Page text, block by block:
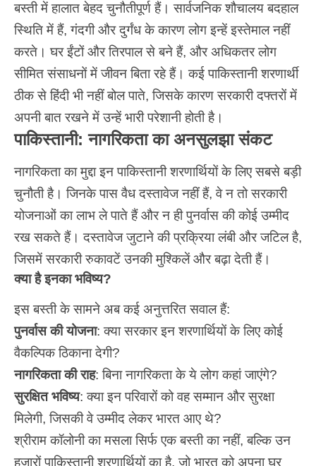
बस्ती में हालात बेहद चुनौतीपूर्ण हैं। सार्वजनिक शौचालय बदहाल
स्थिति में हैं, गंदगी और दुर्गंध के कारण लोग इन्हें इस्तेमाल नहीं
करते। घर ईंटों और तिरपाल से बने हैं, और अधिकतर लोग
सीमित संसाधनों में जीवन बिता रहे हैं। कई पाकिस्तानी शरणार्थी
ठीक से हिंदी भी नहीं बोल पाते, जिसके कारण सरकारी दफ्तरों में
अपनी बात रखने में उन्हें भारी परेशानी होती है।
पाकिस्तानी: नागरिकता का अनसुलझा संकट
नागरिकता का मुद्दा इन पाकिस्तानी शरणार्थियों के लिए सबसे बड़ी
चुनौती है। जिनके पास वैध दस्तावेज नहीं हैं, वे न तो सरकारी
योजनाओं का लाभ ले पाते हैं और न ही पुनर्वास की कोई उम्मीद
रख सकते हैं। दस्तावेज जुटाने की प्रक्रिया लंबी और जटिल है,
जिसमें सरकारी रुकावटें उनकी मुश्किलें और बढ़ा देती हैं।
क्या है इनका भविष्य?
इस बस्ती के सामने अब कई अनुत्तरित सवाल हैं:
पुनर्वास की योजना: क्या सरकार इन शरणार्थियों के लिए कोई
वैकल्पिक ठिकाना देगी?
नागरिकता की राह: बिना नागरिकता के ये लोग कहां जाएंगे?
सुरक्षित भविष्य: क्या इन परिवारों को वह सम्मान और सुरक्षा
मिलेगी, जिसकी वे उम्मीद लेकर भारत आए थे?
श्रीराम कॉलोनी का मसला सिर्फ एकबस्तीका नहीं, बल्कि उन
हजारों पाकिस्तानी शरणार्थियों का है, जो भारत को अपना घर